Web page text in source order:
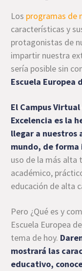
Los programas de
características y
protagonistas de
impartir nuestra
sería posible sin
Escuela Europea
El Campus
Excelencia es la
llegar a nuestros
mundo, de
uso de la más alta
académico,
educación de alta
Pero ¿Qué es y
Escuela Europea
tema de hoy.
mostrará las
educativo,